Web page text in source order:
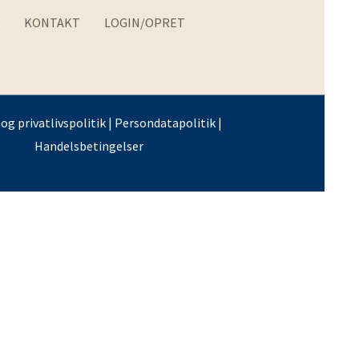
KONTAKT LOGIN/OPRET
og privatlivspolitik | Persondatapolitik |
Handelsbetingelser